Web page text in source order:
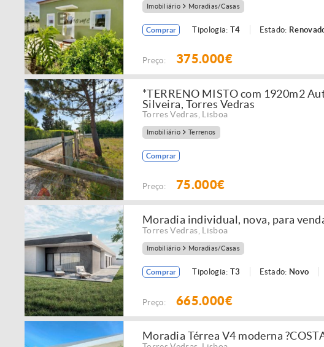
Imobiliário Moradias/Casas
Comprar Tipologia: T4 Estado:
Preço: 375.000€
*TERRENO MISTO com 1920m2
Silveira, Torres Vedras
Torres Vedras Lisboa
Imobiliário Terrenos
Comprar
Preço: 75.000€
Moradia individual, nova, para
Torres Vedras Lisboa
Imobiliário Moradias/Casas
Comprar Tipologia: T3 Estado: Novo
Preço: 665.000€
Moradia Térrea V4 moderna